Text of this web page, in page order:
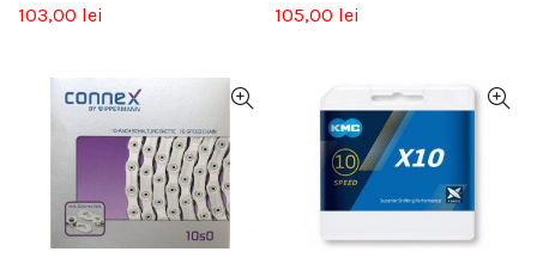
103,00 lei
105,00 lei